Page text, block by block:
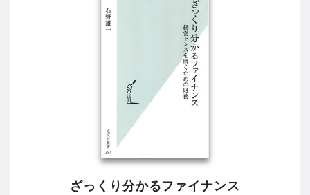
ざっくり分かるファイナンス